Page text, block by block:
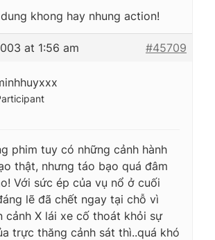
khong hay nhung action!
at 1:56 am #45709
phim tuy có những cảnh hành
thật, nhưng táo bạo quá đâm
Với sức ép của vụ nổ ở cuối
lẽ đã chết ngay tại chỗ vì
cảnh X lái xe cố thoát khỏi sự
trực thăng cảnh sát thì..quá khó